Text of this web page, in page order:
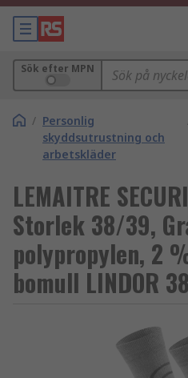
Sök efter MPN
/ Personlig
skyddsutrustning och
arbetskläder
LEMAITRE
Storlek 38/39,
polypropylen, 2
bomull LINDOR